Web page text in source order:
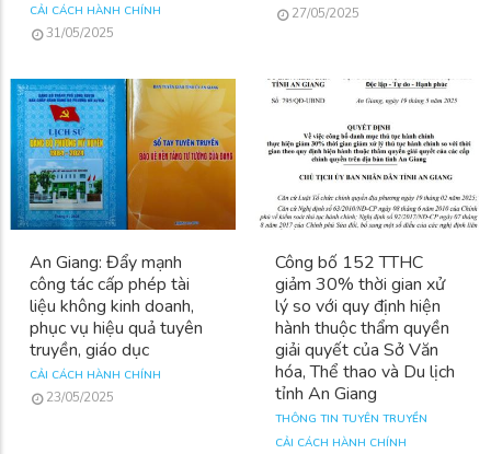
CẢI CÁCH HÀNH CHÍNH
31/05/2025
27/05/2025
An Giang: Đẩy mạnh
công tác cấp phép tài
liệu không kinh doanh,
phục vụ hiệu quả tuyên
truyền, giáo dục
CẢI CÁCH HÀNH CHÍNH
23/05/2025
Công bố 152 TTHC
giảm 30% thời gian xử
lý so với quy định hiện
hành thuộc thẩm quyền
giải quyết của Sở Văn
hóa, Thể thao và Du lịch
tỉnh An Giang
THÔNG TIN TUYÊN TRUYỀN
CẢI CÁCH HÀNH CHÍNH